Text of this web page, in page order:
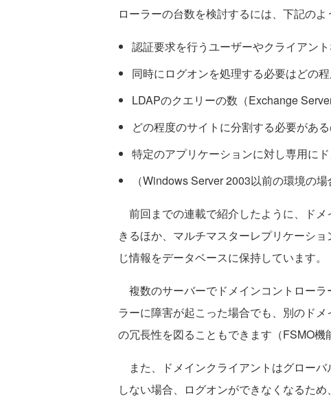
ローラーの台数を検討するには、下記の
認証要求を行うユーザーやクライアン
同時にログオンを処理する必要はどの
LDAPのクエリーの数（Exchange Server
どの程度のサイトに分割する必要があ
特定のアプリケーションに対し専用に
（Windows Server 2003以前の環境の
前回までの連載で紹介したように、ド
きるほか、マルチマスターレプリケーシ
じ情報をデータベースに保持しています。
複数のサーバーでドメインコントロー
ラーに障害が起こった場合でも、別のド
の冗長性を図ることもできます（FSMO機
また、ドメインクライアントはグロー
しない場合、ログオンができなくなるた